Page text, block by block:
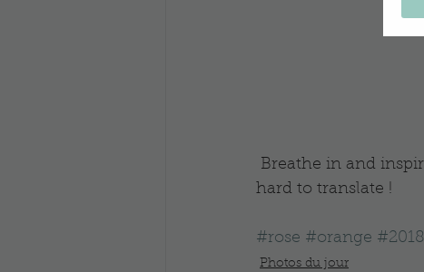
hard to translate !
#rose #orange #2018
Photos du jour